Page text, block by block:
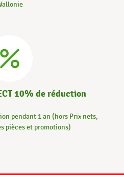
10% de réduction
pendant 1 an (hors Prix nets,
pièces et promotions)